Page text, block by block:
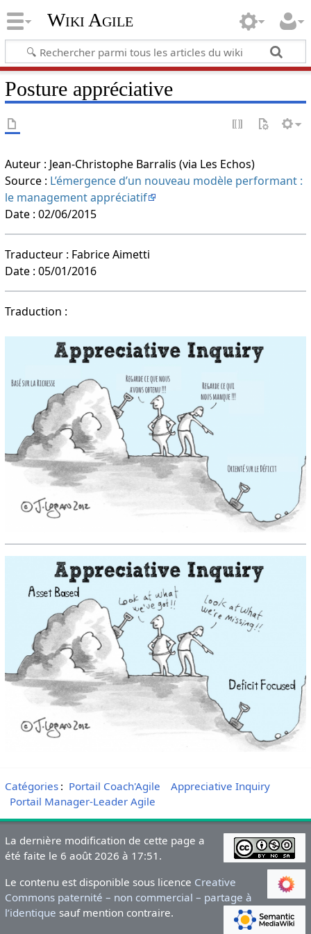
Wiki Agile
Posture appréciative
Auteur : Jean-Christophe Barralis (via Les Echos)
Source : L’émergence d’un nouveau modèle performant :
le management appréciatif
Date : 02/06/2015
Traducteur : Fabrice Aimetti
Date : 05/01/2016
Traduction :
Catégories: Portail Coach'Agile
Appreciative Inquiry
Portail Manager-Leader Agile
La dernière modification de cette page a
été faite le 6 août 2026 à 17:51.
Le contenu est disponible sous licence Creative
Commons paternité – non commercial – partage à
l’identique sauf mention contraire.